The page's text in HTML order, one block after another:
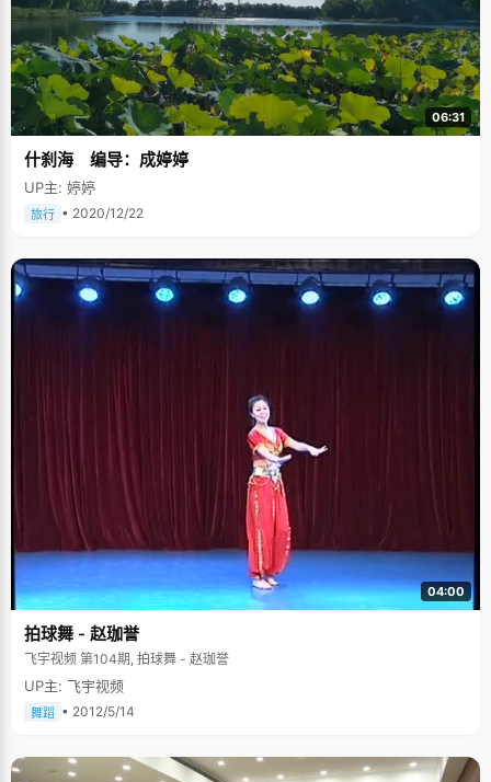
06:31
什刹海 编导：成婷婷
UP主: 婷婷
旅行 • 2020/12/22
04:00
拍球舞 - 赵珈誉
飞宇视频 第104期, 拍球舞 - 赵珈誉
UP主: 飞宇视频
舞蹈 • 2012/5/14